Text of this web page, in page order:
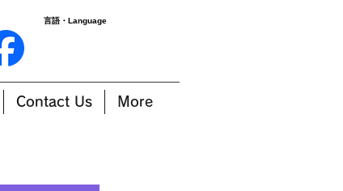
言語・Language
Contact Us More